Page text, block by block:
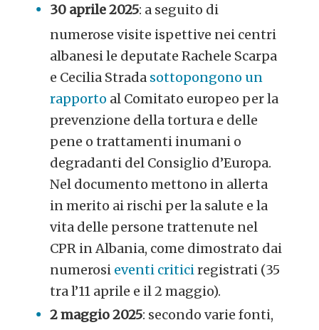
30 aprile 2025: a seguito di
numerose visite ispettive nei centri
albanesi le deputate Rachele Scarpa
e Cecilia Strada sottopongono un
rapporto al Comitato europeo per la
prevenzione della tortura e delle
pene o trattamenti inumani o
degradanti del Consiglio d’Europa.
Nel documento mettono in allerta
in merito ai rischi per la salute e la
vita delle persone trattenute nel
CPR in Albania, come dimostrato dai
numerosi eventi criticiregistrati (35
tra l’11 aprile e il 2 maggio).
2 maggio 2025: secondo varie fonti,